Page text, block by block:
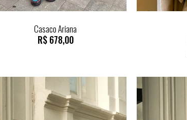
Casaco Ariana
R$678,00